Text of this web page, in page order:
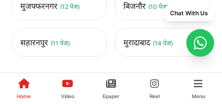
मुजफ्फरनगर (12 पेज) बिजनौर (10 पेज)
सहारनपुर (11 पेज) मुरादाबाद (14 पेज)
Home Video Epaper Reel Menu
Chat With Us